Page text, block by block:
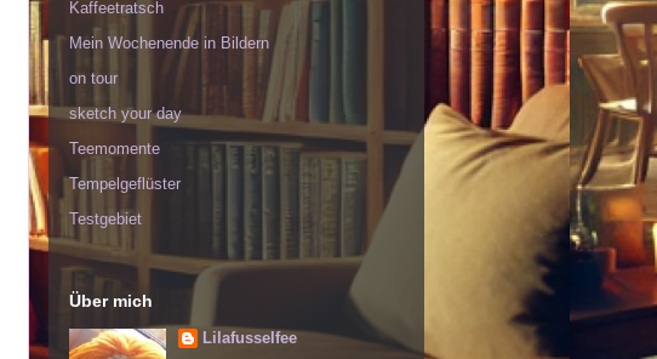
Kaffeetratsch
Mein Wochenende in Bildern
on tour
sketch your day
Teemomente
Tempelgeflüster
Testgebiet
Über mich
Lilafusselfee